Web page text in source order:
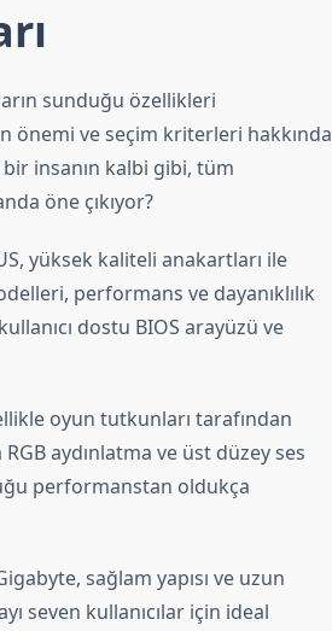
sunduğu özellikleri
önemi ve seçim kriterleri hakkında
bir insanın kalbi gibi, tüm
öne çıkıyor?
yüksek kaliteli anakartları ile
performans ve dayanıklılık
dostu BIOS arayüzü ve
oyun tutkunları tarafından
aydınlatma ve üst düzey ses
performanstan oldukça
sağlam yapısı ve uzun
seven kullanıcılar için ideal